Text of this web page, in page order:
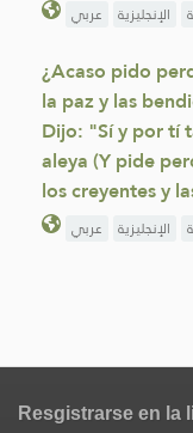
عربي الإنجليزية
¿Acaso pido
la paz y las
Dijo: "Sí y por tí
aleya (Y pide
los creyentes y
عربي الإنجليزية
Resgistrarse en la